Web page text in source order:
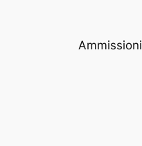
Ammissioni